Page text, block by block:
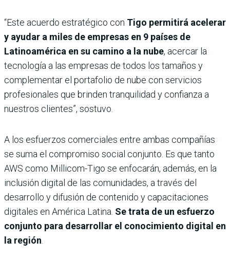
“Este acuerdo estratégico con Tigo permitirá acelerar
y ayudar a miles de empresas en 9 países de
Latinoamérica en su camino a la nube, acercar la
tecnología a las empresas de todos los tamaños y
complementar el portafolio de nube con servicios
profesionales que brinden tranquilidad y confianza a
nuestros clientes”, sostuvo.
A los esfuerzos comerciales entre ambas compañías
se suma el compromiso social conjunto. Es que tanto
AWS como Millicom-Tigo se enfocarán, además, en la
inclusión digital de las comunidades, a través del
desarrollo y difusión de contenido y capacitaciones
digitales en América Latina. Se trata de un esfuerzo
conjunto para desarrollar el conocimiento digital en
la región.